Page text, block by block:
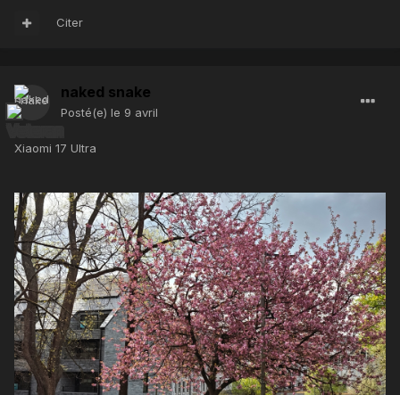
Citer
naked snake
Posté(e) le 9 avril
Xiaomi 17 Ultra